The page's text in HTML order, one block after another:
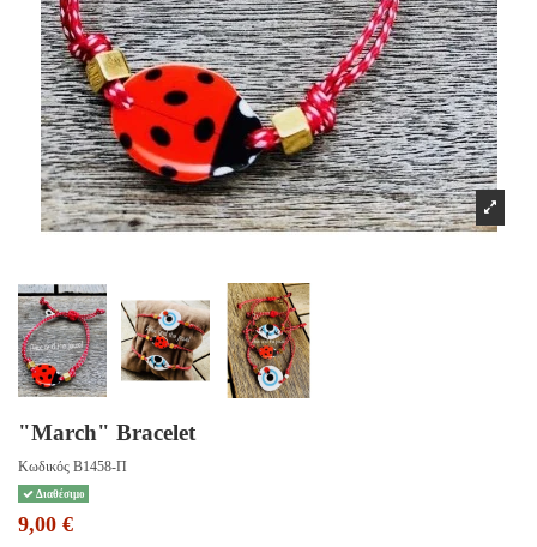
"March" Bracelet
Κωδικός B1458-Π
Διαθέσιμο
9,00 €